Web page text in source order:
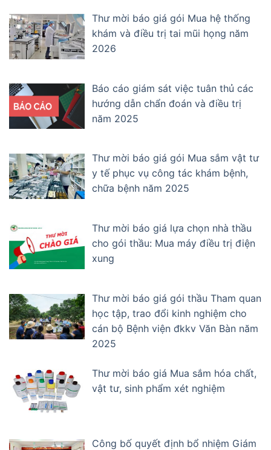
Thư mời báo giá gói Mua hệ thống
khám và điều trị tai mũi họng năm
2026
Báo cáo giám sát việc tuân thủ các
hướng dẫn chẩn đoán và điều trị
năm 2025
Thư mời báo giá gói Mua sắm vật tư
y tế phục vụ công tác khám bệnh,
chữa bệnh năm 2025
Thư mời báo giá lựa chọn nhà thầu
cho gói thầu: Mua máy điều trị điện
xung
Thư mời báo giá gói thầu Tham quan
học tập, trao đổi kinh nghiệm cho
cán bộ Bệnh viện đkkv Văn Bàn năm
2025
Thư mời báo giá Mua sắm hóa chất,
vật tư, sinh phẩm xét nghiệm
Công bố quyết định bổ nhiệm Giám